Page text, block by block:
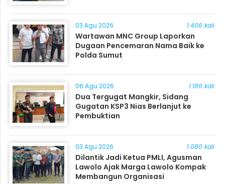
03 Agu 2026 1.406 kali
Wartawan MNC Group Laporkan
Dugaan Pencemaran Nama Baik ke
Polda Sumut
06 Agu 2026 1.186 kali
Dua Tergugat Mangkir, Sidang
Gugatan KSP3 Nias Berlanjut ke
Pembuktian
03 Agu 2026 1.080 kali
Dilantik Jadi Ketua PMLI, Agusman
Lawolo Ajak Marga Lawolo Kompak
Membangun Organisasi